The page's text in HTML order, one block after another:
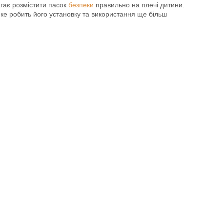
розмістити пасок безпеки правильно на плечі дитини.
робить його установку та використання ще більш